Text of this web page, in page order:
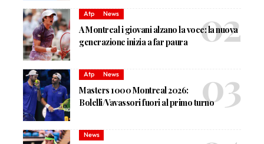
Atp News
A Montreal i giovani alzano la voce: la nuova
generazione inizia a far paura
Atp News
Masters 1000 Montreal 2026:
Bolelli/Vavassori fuori al primo turno
News